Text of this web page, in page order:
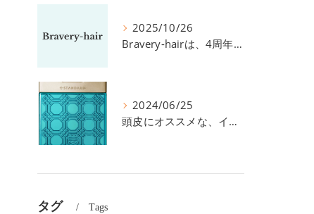
2025/10/26
Bravery-hairは、4周年を迎えました！
2024/06/25
頭皮にオススメな、イイスタンダードのスカルプ系シャンプー＆トリートメントです！
タグ Tags